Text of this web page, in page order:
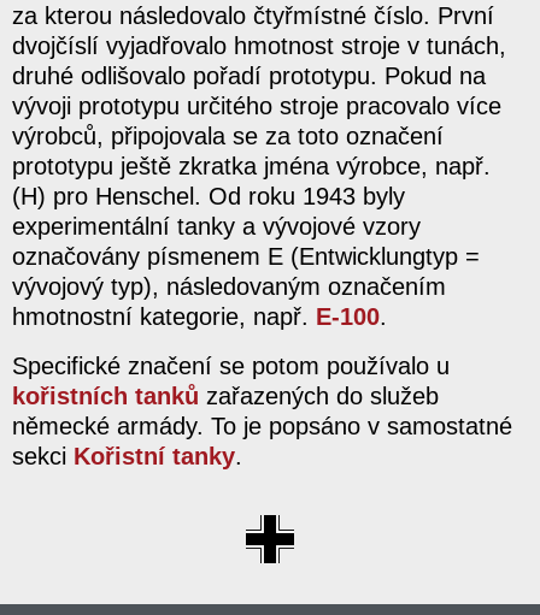
za kterou následovalo čtyřmístné číslo. První
dvojčíslí vyjadřovalo hmotnost stroje v tunách,
druhé odlišovalo pořadí prototypu. Pokud na
vývoji prototypu určitého stroje pracovalo více
výrobců, připojovala se za toto označení
prototypu ještě zkratka jména výrobce, např.
(H) pro Henschel. Od roku 1943 byly
experimentální tanky a vývojové vzory
označovány písmenem E (Entwicklungtyp =
vývojový typ), následovaným označením
hmotnostní kategorie, např. E-100.
Specifické značení se potom používalo u
kořistních tanků zařazených do služeb
německé armády. To je popsáno v samostatné
sekci Kořistní tanky.